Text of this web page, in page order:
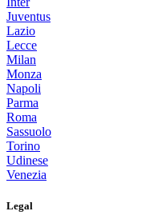
Juventus
Lazio
Lecce
Milan
Monza
Napoli
Parma
Roma
Sassuolo
Torino
Udinese
Venezia
Legal